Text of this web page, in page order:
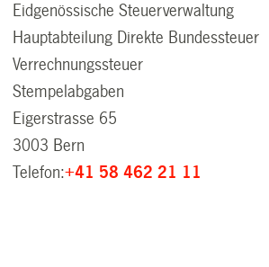
Eidgenössische Steuerverwaltung
Hauptabteilung Direkte Bundessteuer
Verrechnungssteuer
Stempelabgaben
Eigerstrasse 65
3003 Bern
Telefon:+41 58 462 21 11